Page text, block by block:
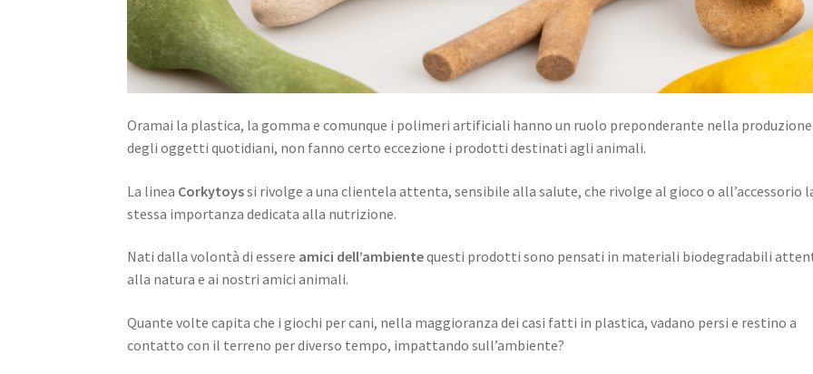
Oramai la plastica, la gomma e comunque i polimeri artificiali hanno un ruolo preponderante nella produzione
degli oggetti quotidiani, non fanno certo eccezione i prodotti destinati agli animali.
La linea Corkytoyssi rivolge a una clientela attenta, sensibile alla salute, che rivolge al gioco o all’accessorio
stessa importanza dedicata alla nutrizione.
Nati dalla volontà di essere amici dell’ambientequesti prodotti sono pensati in materiali biodegradabili
alla natura e ai nostri amici animali.
Quante volte capita che i giochi per cani, nella maggioranza dei casi fatti in plastica, vadano persi e restino a
contatto con il terreno per diverso tempo, impattando sull’ambiente?